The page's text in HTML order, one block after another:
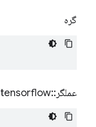
گره
عملگر ::
tensorflow